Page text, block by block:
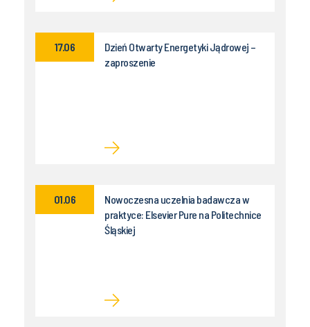
Dzień Otwarty Energetyki Jądrowej –
zaproszenie
17.06
Nowoczesna uczelnia badawcza w
praktyce: Elsevier Pure na Politechnice
Śląskiej
01.06